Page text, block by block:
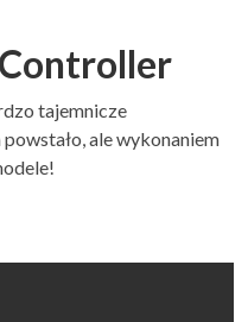
tajemnicze
ale wykonaniem